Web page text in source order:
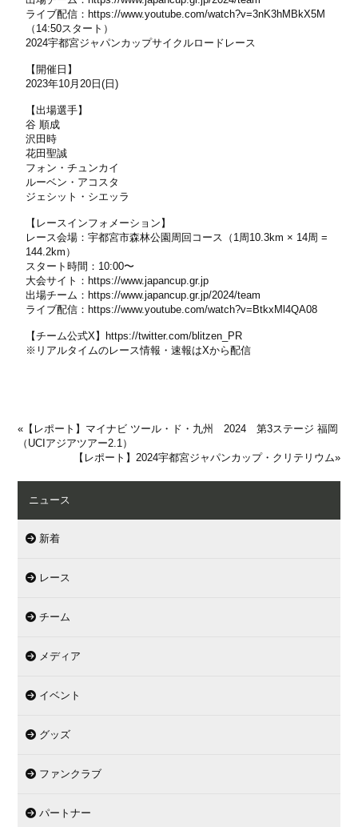
ライブ配信： https://www.youtube.com/watch?v=3nK3hMBkX5M
（14:50スタート）
2024宇都宮ジャパンカップサイクルロードレース
【開催日】
2023年10月20日(日)
【出場選手】
谷 順成
沢田時
花田聖誠
フォン・チュンカイ
ルーベン・アコスタ
ジェシット・シエッラ
【レースインフォメーション】
レース会場：宇都宮市森林公園周回コース（1周10.3km × 14周 =
144.2km）
スタート時間：10:00〜
大会サイト： https://www.japancup.gr.jp
出場チーム： https://www.japancup.gr.jp/2024/team
ライブ配信： https://www.youtube.com/watch?v=BtkxMl4QA08
【チーム公式X】
https://twitter.com/blitzen_PR
※リアルタイムのレース情報・速報はXから配信
« 【レポート】マイナビ ツール・ド・九州 2024 第3ステージ 福岡
（UCIアジアツアー2.1）
【レポート】2024宇都宮ジャパンカップ・クリテリウム»
ニュース
新着
レース
チーム
メディア
イベント
グッズ
ファンクラブ
パートナー